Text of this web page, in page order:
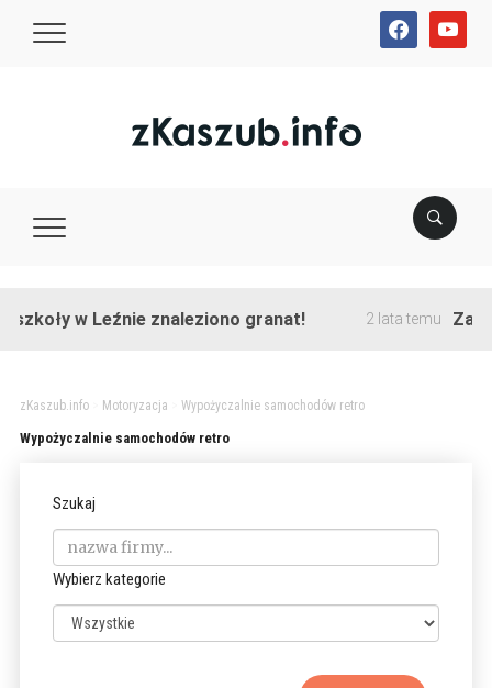
facebookyoutube
w Leźnie znaleziono granat! 2 lata temu
zKaszub.info> Motoryzacja Wypożyczalnie samochodów retro
Wypożyczalnie samochodów retro
Szukaj
Wybierz kategorie